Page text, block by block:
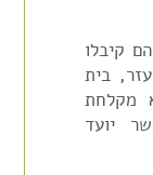
קיבלו
בית
מקלחת
יועד